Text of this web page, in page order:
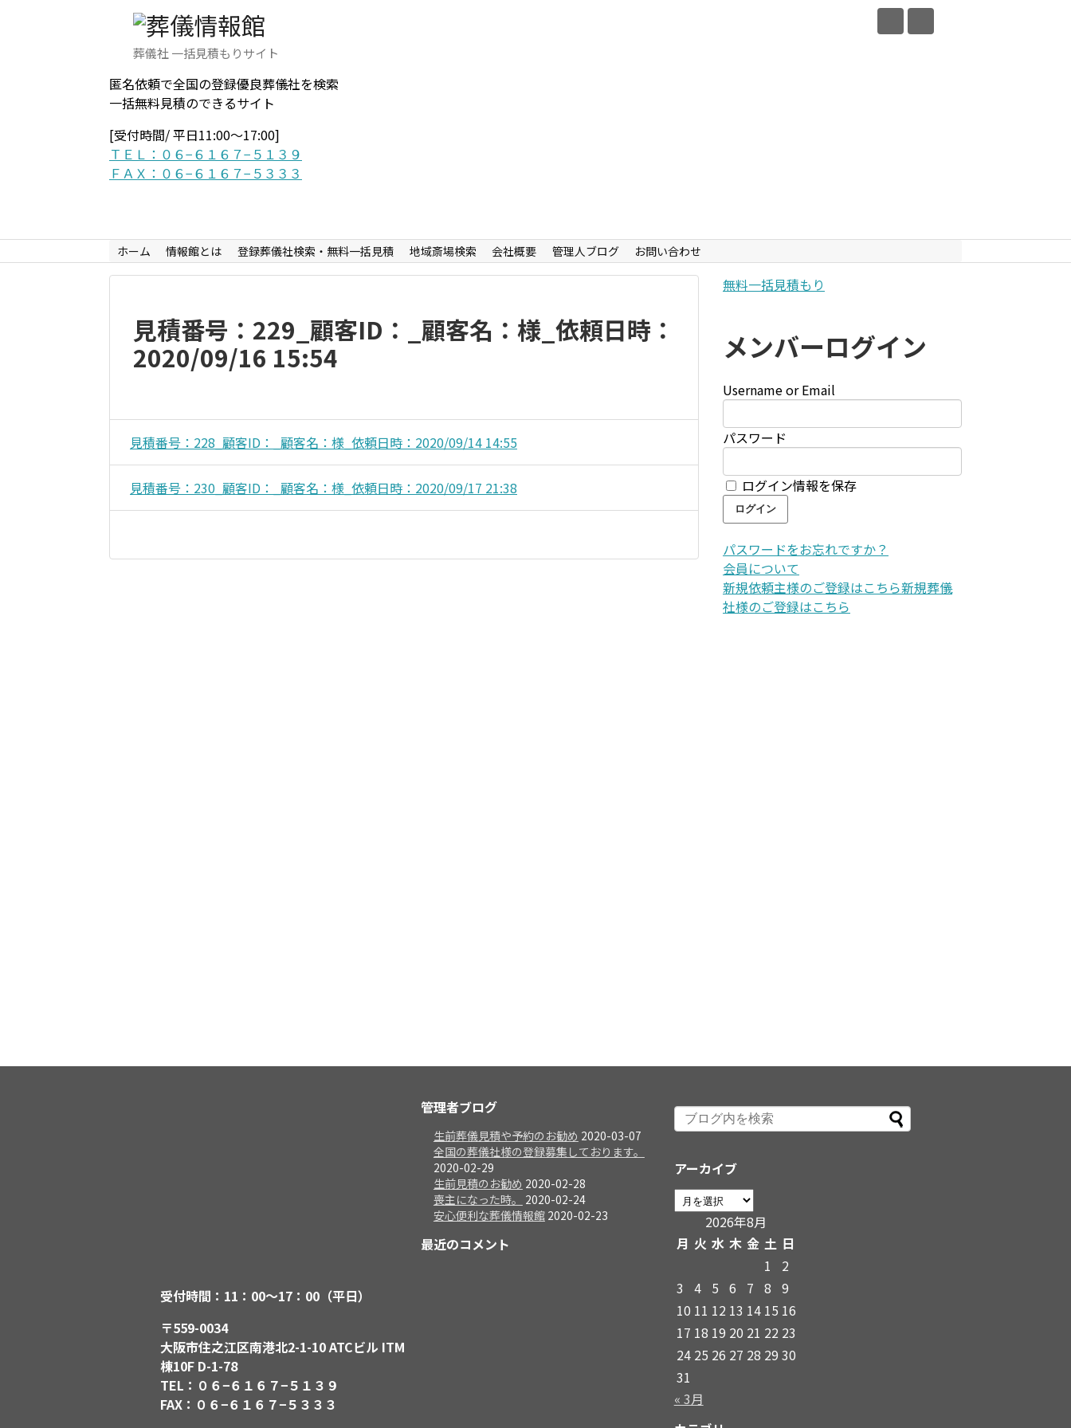
葬儀社 一括見積もりサイト
匿名依頼で全国の登録優良葬儀社を検索
一括無料見積のできるサイト
[受付時間/ 平日11:00〜17:00]
ＴＥＬ：０６−６１６７−５１３９
ＦＡＸ：０６−６１６７−５３３３
ホーム 情報館とは 登録葬儀社検索・無料一括見積 地域斎場検索 会社概要 管理人ブログ お問い合わせ
見積番号：229_顧客ID：_顧客名：様_依頼日時：
2020/09/16 15:54
見積番号：228_顧客ID：_顧客名：様_依頼日時：2020/09/14 14:55
見積番号：230_顧客ID：_顧客名：様_依頼日時：2020/09/17 21:38
無料一括見積もり
メンバーログイン
Username or Email
パスワード
ログイン情報を保存
パスワードをお忘れですか？
会員について
新規依頼主様のご登録はこちら新規葬儀
社様のご登録はこちら
受付時間：11：00〜17：00（平日）
〒559-0034
大阪市住之江区南港北2-1-10 ATCビル ITM
棟10F D-1-78
TEL：０６−６１６７−５１３９
FAX：０６−６１６７−５３３３
管理者ブログ
生前葬儀見積や予約のお勧め 2020-03-07
全国の葬儀社様の登録募集しております。
2020-02-29
生前見積のお勧め 2020-02-28
喪主になった時。
2020-02-24
安心便利な葬儀情報館 2020-02-23
最近のコメント
アーカイブ
2026年8月
月 火 水 木 金 土 日
1
2
3
4 5 6 7 8 9
10 11 12 13 14 15 16
17 18 19 20 21 22 23
24 25 26 27 28 29 30
31
« 3月